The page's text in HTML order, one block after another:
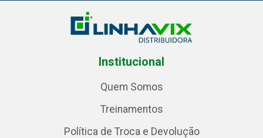
Institucional
Quem Somos
Treinamentos
Política de Troca e Devolução